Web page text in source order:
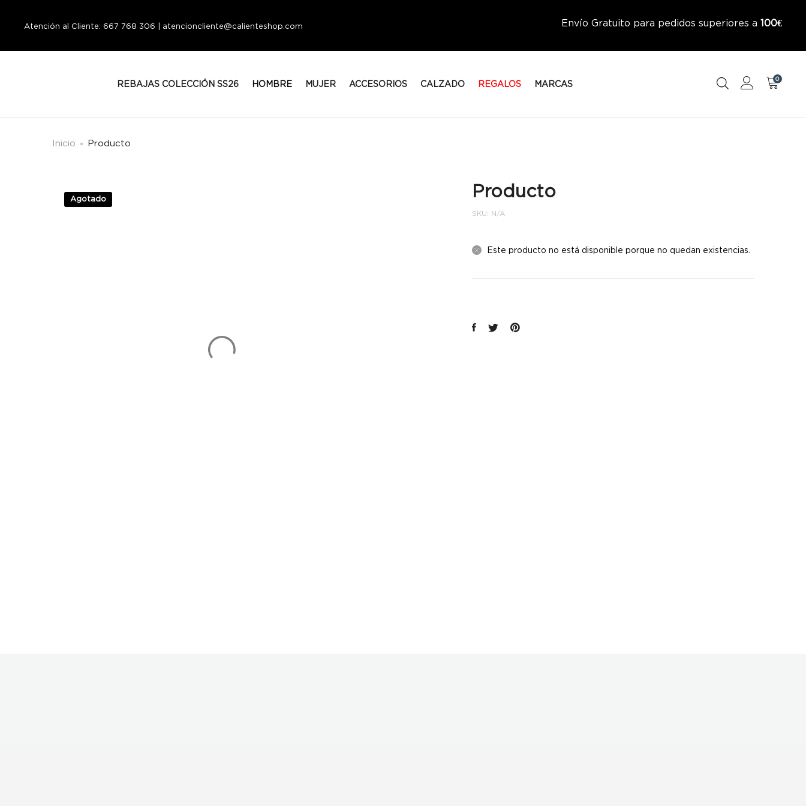
Atención al Cliente: 667 768 306 | atencioncliente@calienteshop.com Envío Gratuito para pedidos superiores a 100€
REBAJAS COLECCIÓN SS26 HOMBRE MUJER ACCESORIOS CALZADO REGALOS MARCAS
0
Inicio Producto
Agotado Producto
SKU: N/A
Este producto no está disponible porque no quedan existencias.